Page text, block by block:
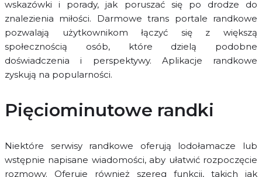
wskazówki i porady, jak poruszać się po drodze do
znalezienia miłości. Darmowe trans portale randkowe
pozwalają użytkownikom łączyć się z większą
społecznością osób, które dzielą podobne
doświadczenia i perspektywy. Aplikacje randkowe
zyskują na popularności.
Pięciominutowe randki
Niektóre serwisy randkowe oferują lodołamacze lub
wstępnie napisane wiadomości, aby ułatwić rozpoczęcie
rozmowy. Oferuje również szereg funkcji, takich jak